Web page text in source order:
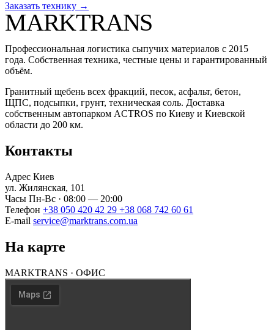
Заказать технику →
MARKTRANS
Профессиональная логистика сыпучих материалов с 2015
года. Собственная техника, честные цены и гарантированный
объём.
Гранитный щебень всех фракций, песок, асфальт, бетон,
ЩПС, подсыпки, грунт, техническая соль. Доставка
собственным автопарком ACTROS по Киеву и Киевской
области до 200 км.
Контакты
Адрес Киев
ул. Жилянская, 101
Часы Пн-Вс · 08:00 — 20:00
Телефон +38 050 420 42 29 +38 068 742 60 61
E-mail service@marktrans.com.ua
На карте
MARKTRANS · ОФИС